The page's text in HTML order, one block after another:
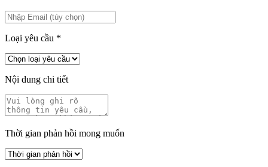
Loại yêu cầu *
Nội dung chi tiết
Thời gian phản hồi mong muốn